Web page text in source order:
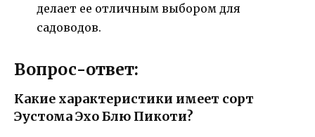
делает ее отличным выбором для
садоводов.
Вопрос-ответ:
Какие характеристики имеет сорт
Эустома Эхо Блю Пикоти?